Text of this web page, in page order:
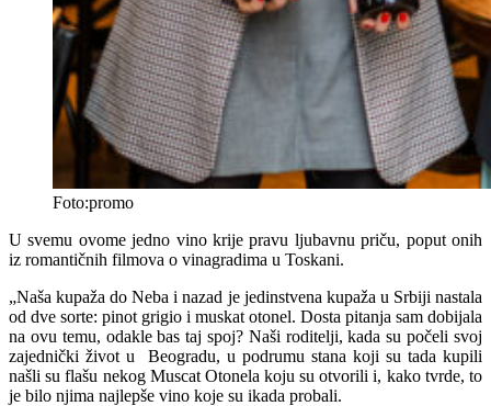
Foto:promo
U svemu ovome jedno vino krije pravu ljubavnu priču, poput onih
iz romantičnih filmova o vinagradima u Toskani.
„Naša kupaža do Neba i nazad je jedinstvena kupaža u Srbiji nastala
od dve sorte: pinot grigio i muskat otonel. Dosta pitanja sam dobijala
na ovu temu, odakle bas taj spoj? Naši roditelji, kada su počeli svoj
zajednički život u Beogradu, u podrumu stana koji su tada kupili
našli su flašu nekog Muscat Otonela koju su otvorili i, kako tvrde, to
je bilo njima najlepše vino koje su ikada probali.